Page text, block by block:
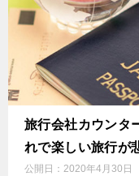
旅行会社カウンタ
れで楽しい旅行が
公開日： 2020年4月30日